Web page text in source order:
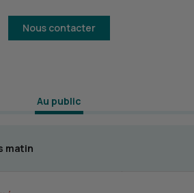
Nous contacter
Au public
matin